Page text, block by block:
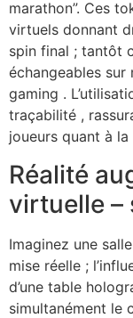
marathon”. Ces
virtuels donnant
spin final ; tantôt
échangeables sur
gaming .
traçabilité ,
joueurs quant à
Réalité
virtuelle –
Imaginez une
mise réelle ;
d’une table
simultanément le